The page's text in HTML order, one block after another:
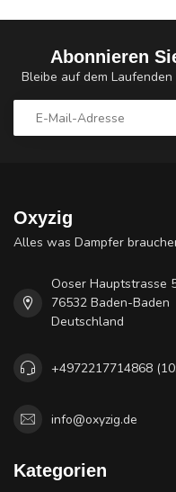
Abonnieren
Bleibe auf dem
Oxyzig
Alles was Dampfer
Ooser Hauptstrasse
76532 Baden-Baden
Deutschland
+4972217714868
info@oxyzig.de
Kategorien